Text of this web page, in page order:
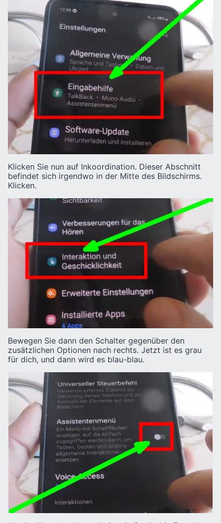
Klicken Sie nun auf Inkoordination. Dieser Abschnitt
befindet sich irgendwo in der Mitte des Bildschirms.
Klicken.
Bewegen Sie dann den Schalter gegenüber den
zusätzlichen Optionen nach rechts. Jetzt ist es grau
für dich, und dann wird es blau-blau.